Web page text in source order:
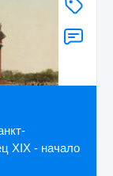
XIX - начало